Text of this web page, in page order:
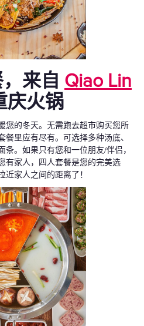
来自 Qiao Lin
火锅
您的冬天。无需跑去超市购买您所
里应有尽有。可选择多种汤底、
。如果只有您和一位朋友/伴侣，
有家人，四人套餐是您的完美选
近家人之间的距离了！